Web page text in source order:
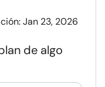
Jan 23, 2026
de algo